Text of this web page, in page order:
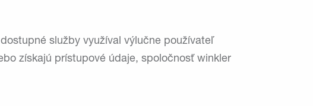
služby využíval výlučne používateľ
získajú prístupové údaje, spoločnosť winkler